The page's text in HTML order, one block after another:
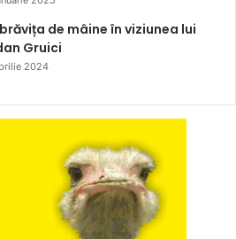
de mâine în viziunea lui
Gruici
2024